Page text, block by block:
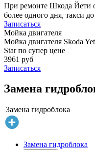
При ремонте Шкода Йети
более одного дня, такси
Записаться
Мойка двигателя
Мойка двигателя Skoda
Star по супер цене
3961 руб
Записаться
Замена
Замена гидроблока
Замена гидроблока